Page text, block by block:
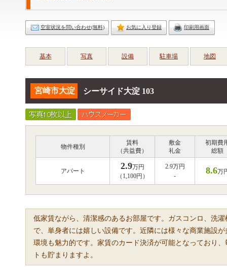
空室状況を問い合わせ(無料) お気に入り登録 印刷用画面
基本 写真 設備 駐車場 地図
宮崎市大淀 シーサイド大淀 103
物件種別
賃料
（共益費）
敷金
礼金
初期費
総額
アパート 2.9万円
（1,100円）
2.9万円
-
8.6万
低家賃ながら、清潔感のあるお部屋です。ガスコンロ、洗
で、単身者には嬉しい設備です。近隣には様々な商業施設
環境も魅力的です。家賃のカード決済が可能となっており
トも貯まりますよ。